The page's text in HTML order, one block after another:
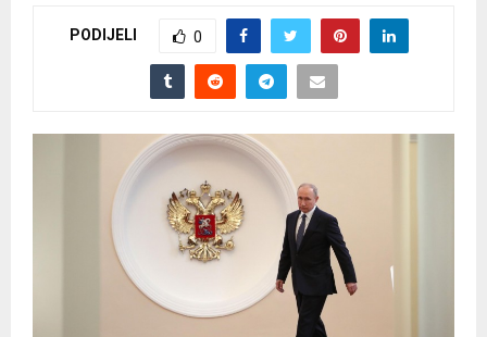
PODIJELI 0